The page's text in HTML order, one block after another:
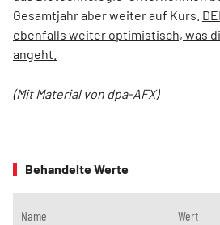
Gesamtjahr aber weiter auf Kurs.
ebenfalls weiter optimistisch, was
angeht.
(Mit Material von dpa-AFX)
Behandelte Werte
Name Wert